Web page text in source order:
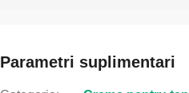
Parametri suplimentari